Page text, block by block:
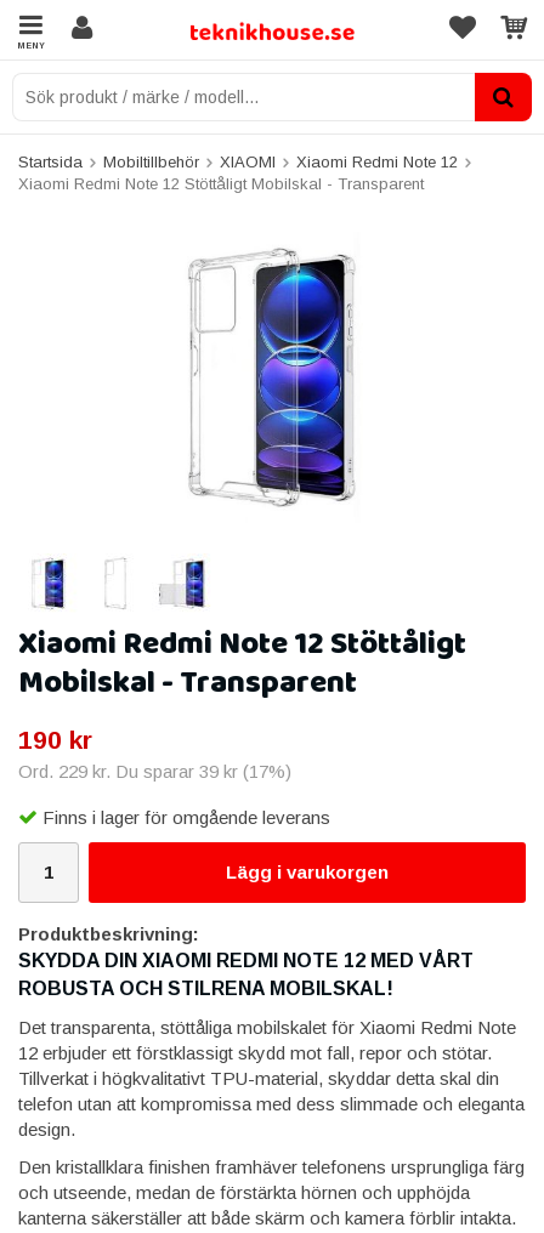
MENY
Startsida Mobiltillbehör XIAOMI
Xiaomi Redmi Note 12
Xiaomi Redmi Note 12 Stöttåligt Mobilskal - Transparent
Xiaomi Redmi Note 12 Stöttåligt
Mobilskal - Transparent
190 kr
Ord. 229 kr. Du sparar 39 kr (17%)
Finns i lager för omgående leverans
Lägg i varukorgen
Produktbeskrivning:
SKYDDA DIN XIAOMI REDMI NOTE 12 MED VÅRT
ROBUSTA OCH STILRENA MOBILSKAL!
Det transparenta, stöttåliga mobilskalet för Xiaomi Redmi Note
12 erbjuder ett förstklassigt skydd mot fall, repor och stötar.
Tillverkat i högkvalitativt TPU-material, skyddar detta skal din
telefon utan att kompromissa med dess slimmade och eleganta
design.
Den kristallklara finishen framhäver telefonens ursprungliga färg
och utseende, medan de förstärkta hörnen och upphöjda
kanterna säkerställer att både skärm och kamera förblir intakta.